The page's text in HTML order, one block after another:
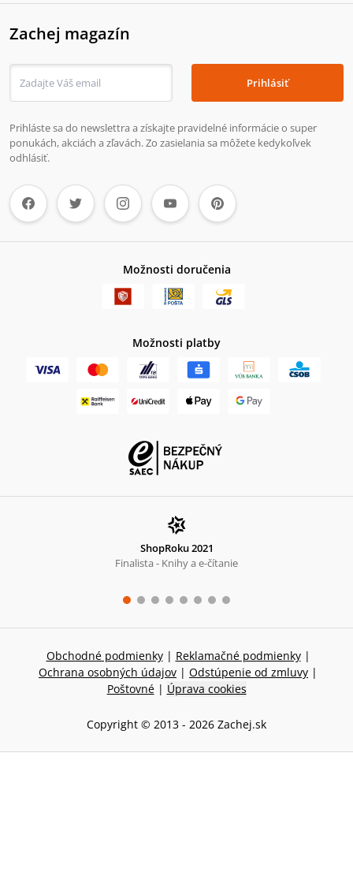
Zachej magazín
Prihlásiť
Prihláste sa do newslettra a získajte pravidelné informácie o super
ponukách, akciách a zľavách. Zo zasielania sa môžete kedykoľvek
odhlásiť.
Možnosti doručenia
Možnosti platby
ShopRoku 2021
Finalista - Knihy a e-čítanie
Obchodné podmienky | Reklamačné podmienky |
Ochrana osobných údajov | Odstúpenie od zmluvy |
Poštovné | Úprava cookies
Copyright © 2013 - 2026 Zachej.sk